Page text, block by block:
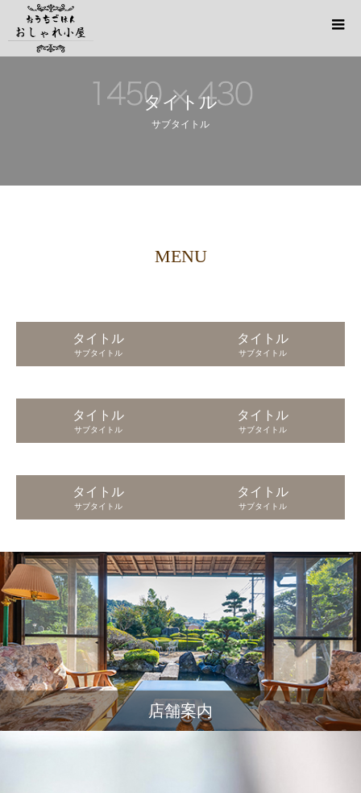
タイトル
サブタイトル
MENU
タイトル
サブタイトル
タイトル
サブタイトル
タイトル
サブタイトル
タイトル
サブタイトル
タイトル
サブタイトル
タイトル
サブタイトル
店舗案内